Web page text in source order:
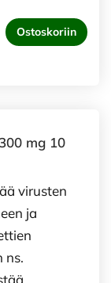
Ostoskoriin
mg 10
virusten
ja
ns.